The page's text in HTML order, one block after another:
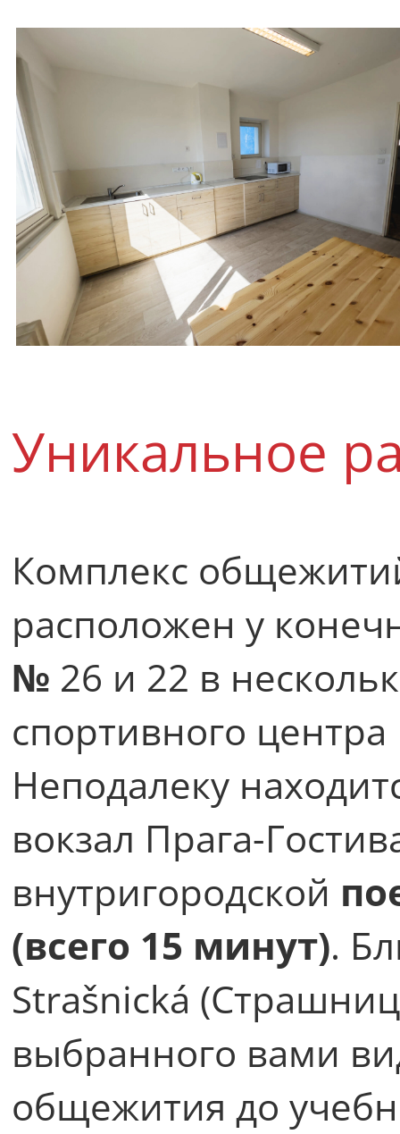
Уникальное
Комплекс
расположен у
№ 26 и 22 в
спортивного
Неподалеку
вокзал Прага-
внутригородской
(всего 15 минут).
Strašnická
выбранного вами
общежития до